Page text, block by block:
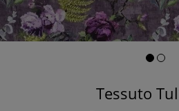
Tessuto